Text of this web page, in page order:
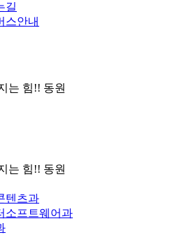
길
스안내
는 힘!! 동원
는 힘!! 동원
텐츠과
소프트웨어과